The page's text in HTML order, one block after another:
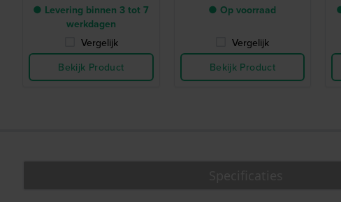
● Levering binnen 3 tot 7
werkdagen
Vergelijk
Bekijk Product
● Op voorraad
Vergelijk
Bekijk Product